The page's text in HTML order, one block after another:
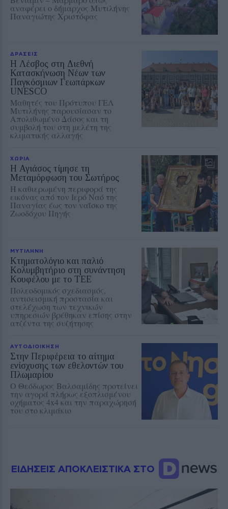
αναφέρει ο δήμαρχος Μυτιλήνης
Παναγιώτης Χριστόφας
ΔΡΑΣΕΙΣ
Η Λέσβος στη Διεθνή
Κατασκήνωση Νέων των
Παγκόσμιων Γεωπάρκων
UNESCO
Μαθητές του Πρότυπου ΓΕΛ
Μυτιλήνης παρουσίασαν το
Απολιθωμένο Δάσος και τη
συμβολή του στη μελέτη της
κλιματικής αλλαγής
ΧΩΡΙΑ
Η Αγιάσος τίμησε τη
Μεταμόρφωση του Σωτήρος
Η καθιερωμένη περιφορά της
εικόνας από τον Ιερό Ναό της
Παναγίας έως τον ναΐσκο της
Ζωοδόχου Πηγής
ΜΥΤΙΛΗΝΗ
Κτηματολόγιο και παλιό
Κολυμβητήριο στη συνάντηση
Κουφέλου με το ΤΕΕ
Πολεοδομικός σχεδιασμός,
αντισεισμική προστασία και
στελέχωση των τεχνικών
υπηρεσιών βρέθηκαν επίσης στην
ατζέντα της συζήτησης
ΑΥΤΟΔΙΟΙΚΗΣΗ
Στην Περιφέρεια το αίτημα
ενίσχυσης των εθελοντών του
Πλωμαρίου
Ο Θεόδωρος Βαλσαμίδης προτείνει
την αγορά πλήρως εξοπλισμένου
οχήματος 4x4 και την παραχώρησή
του στο κλιμάκιο
ΕΙΔΗΣΕΙΣ ΑΠΟΚΛΕΙΣΤΙΚΑ ΣΤΟ